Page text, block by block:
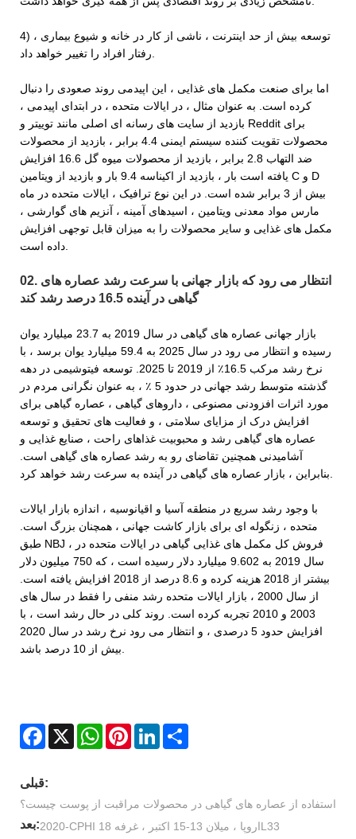
4) توسعه بیش از حد اینترنت ، ناشی از کار در خانه و شیوع بیماری ،
رفتار افراد را تغییر خواهد داد.
اما برای صنعت مکمل های غذایی ، این اپیدمی روند صعودی را دنبال
کرده است. به عنوان مثال ، در ایالات متحده ، در ابتدای اپیدمی ،
بازدید از سایت های رسانه ای اصلی مانند توییتر و Reddit برای
محصولات تقویت کننده سیستم ایمنی 4.4 برابر ، بازدید از محصولات
ضد التهاب 2.8 برابر ، بازدید از محصولات میوه گل 16.6 افزایش
یافته است بار ، بازدید از اکیناسه 9.4 بار و بازدید از ویتامین C و D
بیش از 3 برابر شده است. در این نوع ترافیک ، ایالات متحده در ماه
مارس مواد معدنی ویتامین ، اسیدهای آمینه ، آنزیم های گوارشی ،
مکمل های غذایی و سایر محصولات را به میزان قابل توجهی افزایش
داده است.
02. انتظار می رود که بازار جهانی با سرعت رشد عصاره های
گیاهی در آینده 16.5 درصد رشد کند
بازار جهانی عصاره های گیاهی در سال 2019 به 23.7 میلیارد یوان
رسیده و انتظار می رود در سال 2025 به 59.4 میلیارد یوان برسد ، با
نرخ رشد مرکب 16.5٪ از 2019 تا 2025. توسعه فیتوشیمی در دهه
گذشته متوسط ​​رشد جهانی در حدود 5 ٪ ، به عنوان نگرانی مردم در
مورد اثرات افزودنی مصنوعی ، داروهای گیاهی ، عصاره گیاهی برای
افزایش درک از مزایای سلامتی ، و فعالیت های تحقیق و توسعه
عصاره های گیاهی رشد و محبوبیت غذاهای راحت ، صنایع غذایی و
آشامیدنی همچنین تقاضای رو به رشد عصاره های گیاهی است.
بنابراین ، بازار عصاره های گیاهی در آینده به سرعت رشد خواهد کرد.
با وجود رشد سریع در منطقه آسیا و اقیانوسیه ، اندازه بازار ایالات
متحده ، زنگوله ای برای بازار کاشت جهانی ، همچنان بزرگ است.
طبق NBJ ، فروش کل مکمل های غذایی گیاهی در ایالات متحده در
سال 2019 به 9.602 میلیارد دلار رسیده است ، که 750 میلیون دلار
بیشتر از 2018 هزینه کرده و 8.6 درصد از 2018 افزایش یافته است.
از سال 2000 ، بازار ایالات متحده رشد منفی را فقط در سال های
2003 و 2010 تجربه کرده است. روند کلی در حال رشد است ، با
افزایش حدود 5 درصدی ، و انتظار می رود نرخ رشد در سال 2020
بیش از 10 درصد باشد.
Facebook
X WhatsAppPinterestLinkedIn
قبلی:
استفاده از عصاره های گیاهی در محصولات مراقبت از پوست چیست؟
بعد: 2020-CPHI اروپا ، میلان 13-15 اکتبر ، غرفه 18L33